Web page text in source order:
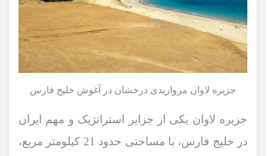
جزیره لاوان مرواریدی درخشان در آغوش خلیج فارس
جزیره لاوان یکی از جزایر استراتژیک و مهم ایران
در خلیج فارس، با مساحتی حدود 21 کیلومتر مربع،